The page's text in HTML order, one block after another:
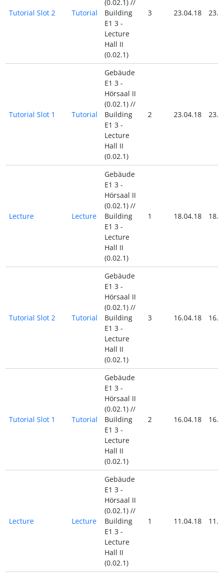
Tutorial Slot 2 Tutorial
(0.02.1) //
Building
E1 3 -
Lecture
Hall II
(0.02.1)
3 23.04.18
Tutorial Slot 1 Tutorial
Gebäude
E1 3 -
Hörsaal II
(0.02.1) //
Building
E1 3 -
Lecture
Hall II
(0.02.1)
2 23.04.18
Lecture Lecture
Gebäude
E1 3 -
Hörsaal II
(0.02.1) //
Building
E1 3 -
Lecture
Hall II
(0.02.1)
1 18.04.18
Tutorial Slot 2 Tutorial
Gebäude
E1 3 -
Hörsaal II
(0.02.1) //
Building
E1 3 -
Lecture
Hall II
(0.02.1)
3 16.04.18
Tutorial Slot 1 Tutorial
Gebäude
E1 3 -
Hörsaal II
(0.02.1) //
Building
E1 3 -
Lecture
Hall II
(0.02.1)
2 16.04.18
Lecture Lecture
Gebäude
E1 3 -
Hörsaal II
(0.02.1) //
Building
E1 3 -
Lecture
Hall II
(0.02.1)
1 11.04.18